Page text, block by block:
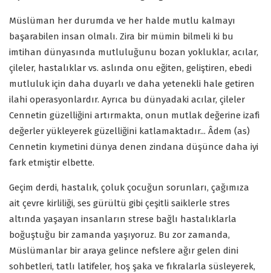
Müslüman her durumda ve her halde mutlu kalmayı
başarabilen insan olmalı. Zira bir mümin bilmeli ki bu
imtihan dünyasında mutluluğunu bozan yokluklar, acılar,
çileler, hastalıklar vs. aslında onu eğiten, geliştiren, ebedi
mutluluk için daha duyarlı ve daha yetenekli hale getiren
ilahi operasyonlardır. Ayrıca bu dünyadaki acılar, çileler
Cennetin güzelliğini artırmakta, onun mutlak değerine izafi
değerler yükleyerek güzelliğini katlamaktadır... Âdem (as)
Cennetin kıymetini dünya denen zindana düşünce daha iyi
fark etmiştir elbette.
Geçim derdi, hastalık, çoluk çocuğun sorunları, çağımıza
ait çevre kirliliği, ses gürültü gibi çeşitli saiklerle stres
altında yaşayan insanların strese bağlı hastalıklarla
boğuştuğu bir zamanda yaşıyoruz. Bu zor zamanda,
Müslümanlar bir araya gelince nefslere ağır gelen dini
sohbetleri, tatlı latifeler, hoş şaka ve fıkralarla süsleyerek,